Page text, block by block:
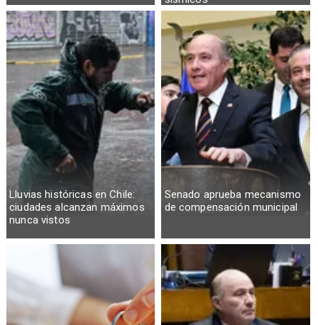
Lluvias históricas en Chile:
ciudades alcanzan máximos
nunca vistos
Senado aprueba mecanismo
de compensación municipal